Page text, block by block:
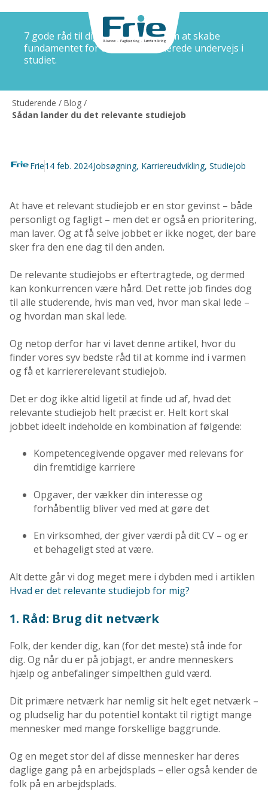
7 gode råd til dig, der drømmer om at skabe
fundamentet for din karriere allerede undervejs i
studiet.
Studerende / Blog /
Sådan lander du det relevante studiejob
Frie14 feb. 2024Jobsøgning, Karriereudvikling, Studiejob
At have et relevant studiejob er en stor gevinst – både
personligt og fagligt – men det er også en prioritering,
man laver. Og at få selve jobbet er ikke noget, der bare
sker fra den ene dag til den anden.
De relevante studiejobs er eftertragtede, og dermed
kan konkurrencen være hård. Det rette job findes dog
til alle studerende, hvis man ved, hvor man skal lede –
og hvordan man skal lede.
Og netop derfor har vi lavet denne artikel, hvor du
finder vores syv bedste råd til at komme ind i varmen
og få et karriererelevant studiejob.
Det er dog ikke altid ligetil at finde ud af, hvad det
relevante studiejob helt præcist er. Helt kort skal
jobbet ideelt indeholde en kombination af følgende:
Kompetencegivende opgaver med relevans for
din fremtidige karriere
Opgaver, der vækker din interesse og
forhåbentlig bliver ved med at gøre det
En virksomhed, der giver værdi på dit CV – og er
et behageligt sted at være.
Alt dette går vi dog meget mere i dybden med i artiklen
Hvad er det relevante studiejob for mig?
1. Råd: Brug dit netværk
Folk, der kender dig, kan (for det meste) stå inde for
dig. Og når du er på jobjagt, er andre menneskers
hjælp og anbefalinger simpelthen guld værd.
Dit primære netværk har nemlig sit helt eget netværk –
og pludselig har du potentiel kontakt til rigtigt mange
mennesker med mange forskellige baggrunde.
Og en meget stor del af disse mennesker har deres
daglige gang på en arbejdsplads – eller også kender de
folk på en arbejdsplads.